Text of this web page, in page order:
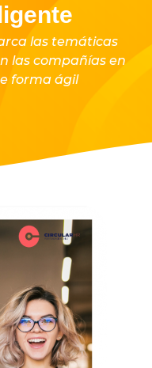
las temáticas
las compañías en
forma ágil